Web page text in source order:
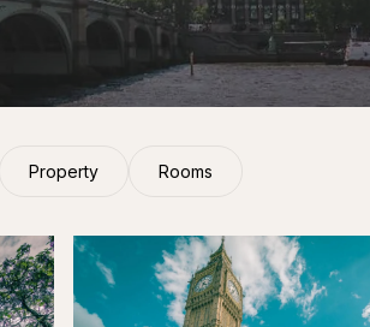
Property Rooms